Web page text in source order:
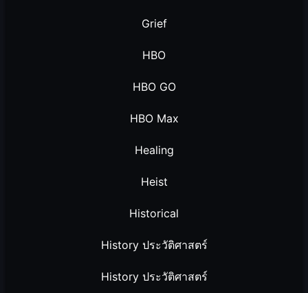
Grief
HBO
HBO GO
HBO Max
Healing
Heist
Historical
History ประวัติศาสตร์
History ประวัติศาสตร์